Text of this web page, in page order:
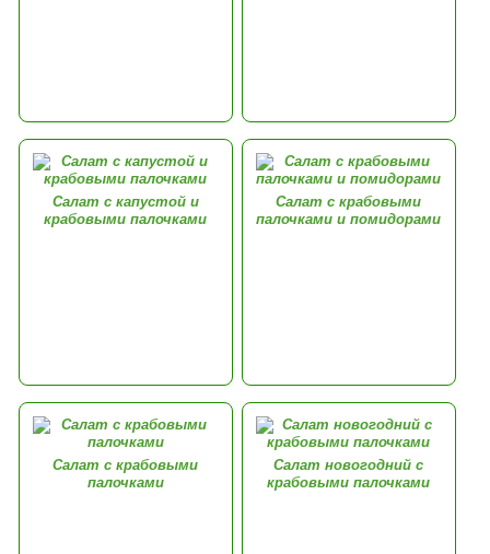
Салат с капустой и
крабовыми палочками
Салат с крабовыми
палочками и помидорами
Салат с крабовыми
палочками
Салат новогодний с
крабовыми палочками